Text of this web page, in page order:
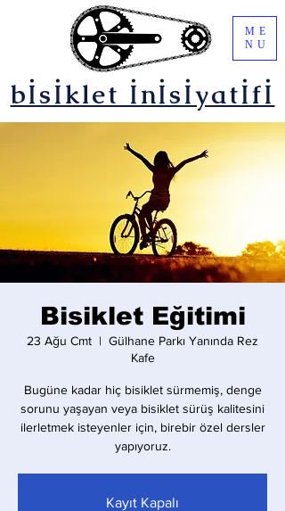
bİsİklet İnİsİyatİfİ
ME
NU
Bisiklet Eğitimi
23 Ağu Cmt
  |
Gülhane Parkı Yanında Rez
Kafe
Bugüne kadar hiç bisiklet sürmemiş, denge
sorunu yaşayan veya bisiklet sürüş kalitesini
ilerletmek isteyenler için, birebir özel dersler
yapıyoruz.
Kayıt Kapalı